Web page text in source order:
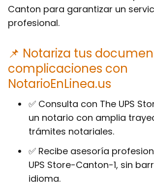
Canton para garantizar un
profesional.
📌 Notariza tus
complicaciones con
NotarioEnLinea.us
✅ Consulta con The UPS
un notario con amplia
trámites notariales.
✅ Recibe asesoría
UPS Store-Canton-1, sin
idioma.